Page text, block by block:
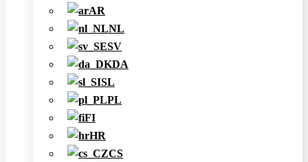
AR
NL
SV
DA
SL
PL
FI
HR
CS